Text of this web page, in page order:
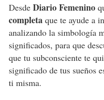
Desde Diario Femenino
completaque te ayude a
analizando la simbología
significados, para que
que tu subconsciente te
significado de tus sueños
ti misma.